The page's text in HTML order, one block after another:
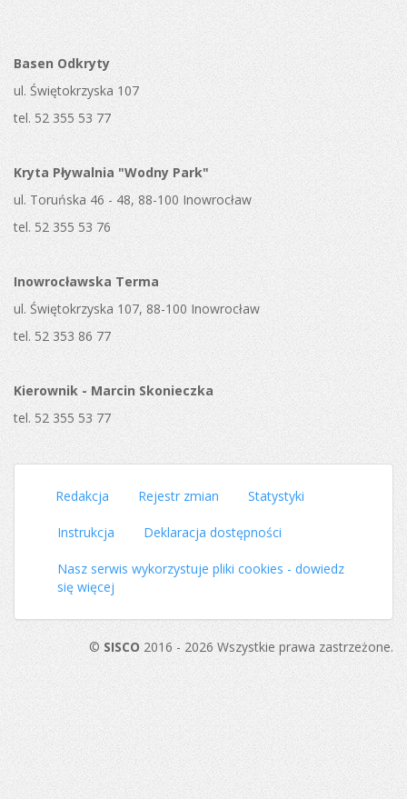
Basen Odkryty
ul. Świętokrzyska 107
tel. 52 355 53 77
Kryta Pływalnia "Wodny Park"
ul. Toruńska 46 - 48, 88-100 Inowrocław
tel. 52 355 53 76
Inowrocławska Terma
ul. Świętokrzyska 107, 88-100 Inowrocław
tel. 52 353 86 77
Kierownik - Marcin Skonieczka
tel. 52 355 53 77
Redakcja Rejestr zmian Statystyki
Instrukcja Deklaracja dostępności
Nasz serwis wykorzystuje pliki cookies - dowiedz
się więcej
© SISCO 2016 - 2026 Wszystkie prawa zastrzeżone.